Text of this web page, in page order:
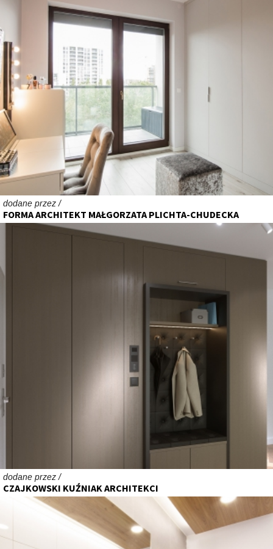
dodane przez /
FORMA ARCHITEKT MAŁGORZATA PLICHTA-CHUDECKA
dodane przez /
CZAJKOWSKI KUŹNIAK ARCHITEKCI